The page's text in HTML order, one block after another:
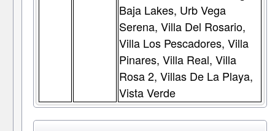
Baja Lakes, Urb Vega
Serena, Villa Del Rosario,
Villa Los Pescadores, Villa
Pinares, Villa Real, Villa
Rosa 2, Villas De La Playa,
Vista Verde